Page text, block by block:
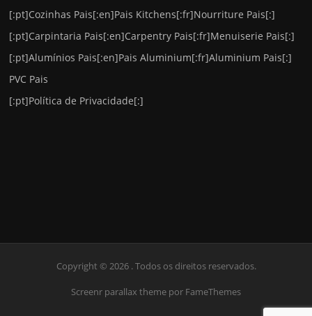
[:pt]Cozinhas Pais[:en]Pais Kitchens[:fr]Nourriture Pais[:]
[:pt]Carpintaria Pais[:en]Carpentry Pais[:fr]Menuiserie Pais[:]
[:pt]Alumínios Pais[:en]Pais Aluminium[:fr]Aluminium Pais[:]
PVC Pais
[:pt]Política de Privacidade[:]
Copyright © 2026 . Todos os direitos reservados.
Screenr parallax theme por FameThemes